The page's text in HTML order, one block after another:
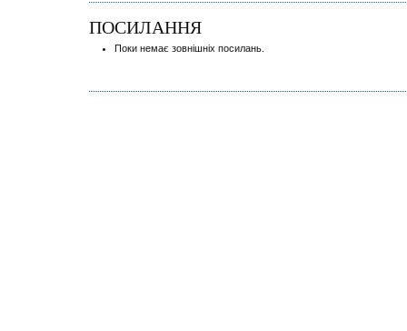
ПОСИЛАННЯ
Поки немає зовнішніх посилань.